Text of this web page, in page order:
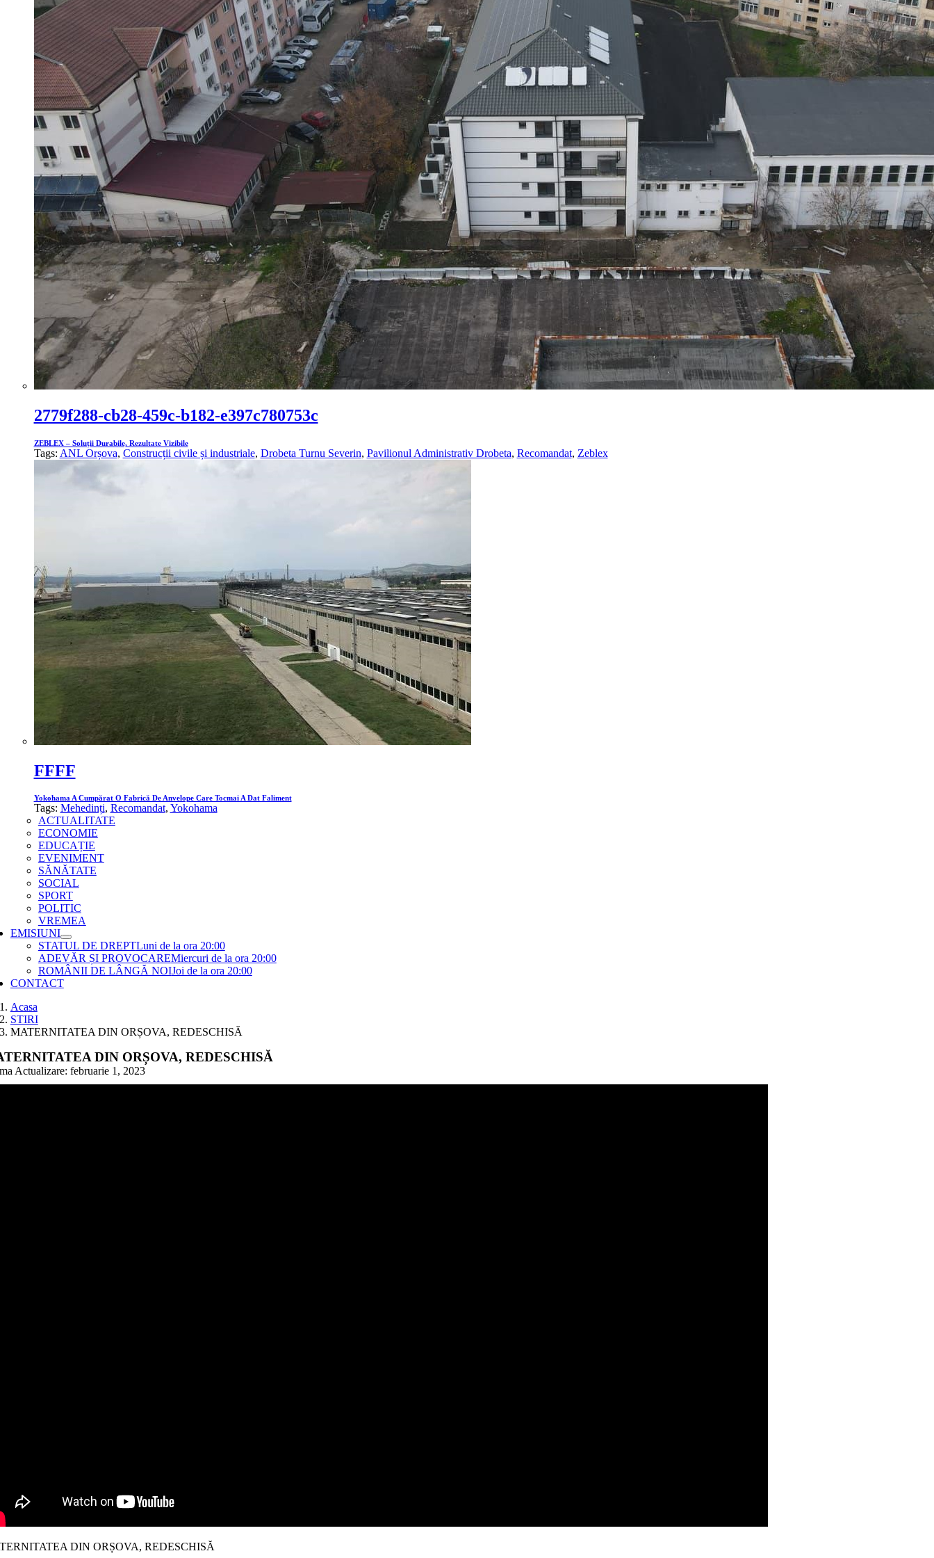
2779f288-cb28-459c-b182-e397c780753c
ZEBLEX – Soluții Durabile, Rezultate Vizibile
Tags: ANL Orșova, Construcții civile și industriale, Drobeta Turnu Severin, Pavilionul Administrativ Drobeta, Recomandat, Zeblex
FFFF
Yokohama A Cumpărat O Fabrică De Anvelope Care Tocmai A Dat Faliment
Tags: Mehedinți, Recomandat, Yokohama
ACTUALITATE
ECONOMIE
EDUCAȚIE
EVENIMENT
SĂNĂTATE
SOCIAL
SPORT
POLITIC
VREMEA
EMISIUNI
STATUL DE DREPTLuni de la ora 20:00
ADEVĂR ȘI PROVOCAREMiercuri de la ora 20:00
ROMÂNII DE LÂNGĂ NOIJoi de la ora 20:00
CONTACT
Acasa
STIRI
MATERNITATEA DIN ORȘOVA, REDESCHISĂ
DIN ORȘOVA, REDESCHISĂ
Actualizare: februarie 1, 2023
DIN ORȘOVA, REDESCHISĂ